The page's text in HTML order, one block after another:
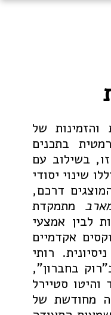
והזמינות של
בתכנים
בשילוב עם
שינוי יסודי
דרכם,
מתמקדת
לבין אמצעי
אקדמיים
רותי
בחברון",
סטיירל
מחודשת של